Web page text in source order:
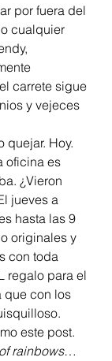
por fuera del
cualquier
carrete sigue
y vejeces
quejar. Hoy.
oficina es
¿Vieron
jueves a
hasta las 9
originales y
con toda
regalo para el
que con los
este post.
rainbows…